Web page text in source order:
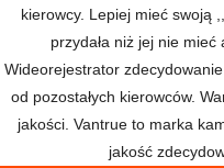
kierowcy. Lepiej mieć swoją
przydała niż jej nie mieć
Wideorejestrator
od pozostałych kierowców.
jakości. Vantrue to marka
jakość